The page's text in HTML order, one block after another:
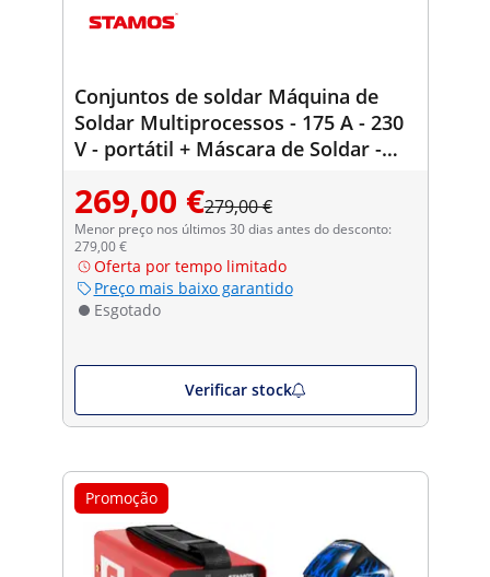
Conjuntos de soldar Máquina de
Soldar Multiprocessos - 175 A - 230
V - portátil + Máscara de Soldar -
269,00 €279,00 €
Menor preço nos últimos 30 dias antes do desconto:
279,00 €
Oferta por tempo limitado
Preço mais baixo garantido
Esgotado
Verificar stock
Promoção